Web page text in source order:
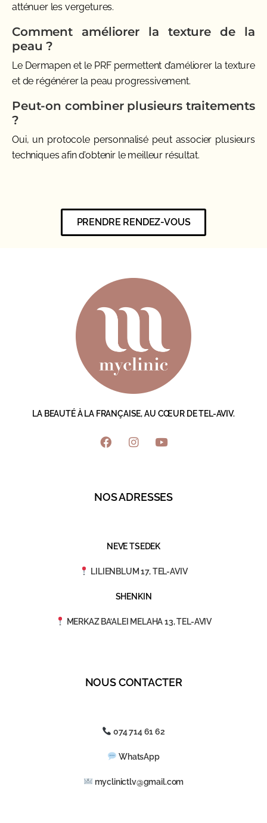
atténuer les vergetures.
Comment améliorer la texture de la
peau ?
Le Dermapen et le PRF permettent d’améliorer la texture
et de régénérer la peau progressivement.
Peut-on combiner plusieurs traitements
?
Oui, un protocole personnalisé peut associer plusieurs
techniques afin d’obtenir le meilleur résultat.
PRENDRE RENDEZ-VOUS
LA BEAUTÉ À LA FRANÇAISE, AU CŒUR DE TEL-AVIV.
NOS ADRESSES
NEVE TSEDEK
LILIENBLUM 17, TEL-AVIV
SHENKIN
MERKAZ BA’ALEI MELAHA 13, TEL-AVIV
NOUS CONTACTER
074 714 61 62
WhatsApp
myclinictlv@gmail.com